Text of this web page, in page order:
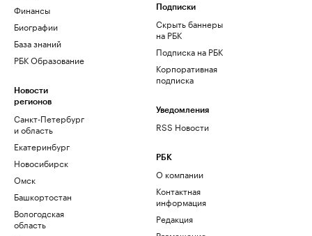
Финансы
Биографии
База знаний
РБК Образование
Новости
регионов
Санкт-Петербург
и область
Екатеринбург
Новосибирск
Омск
Башкортостан
Вологодская
область
Подписки
Скрыть баннеры
на РБК
Подписка на РБК
Корпоративная
подписка
Уведомления
RSS Новости
РБК
О компании
Контактная
информация
Редакция